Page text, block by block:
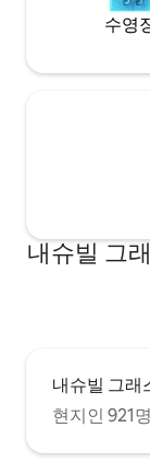
수영
내슈빌 그
내슈빌 그래
현지인 921